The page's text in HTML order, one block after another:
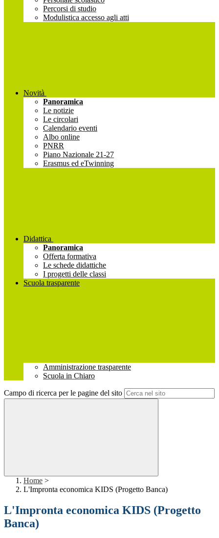
Percorsi di studio
Modulistica accesso agli atti
Novità
Panoramica
Le notizie
Le circolari
Calendario eventi
Albo online
PNRR
Piano Nazionale 21-27
Erasmus ed eTwinning
Didattica
Panoramica
Offerta formativa
Le schede didattiche
I progetti delle classi
Scuola trasparente
Amministrazione trasparente
Scuola in Chiaro
Campo di ricerca per le pagine del sito
Home >
L'Impronta economica KIDS (Progetto Banca)
L'Impronta economica KIDS (Progetto
Banca)